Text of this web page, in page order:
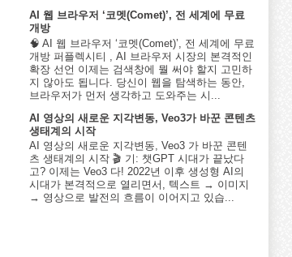
AI 웹 브라우저 ‘코멧(Comet)’, 전 세계에 무료
개방
🧠 AI 웹 브라우저 ‘코멧(Comet)’, 전 세계에 무료
개방 퍼플렉시티 , AI 브라우저 시장의 본격적인
확장 선언 이제는 검색창에 뭘 써야 할지 고민하
지 않아도 됩니다. 당신이 웹을 탐색하는 동안,
브라우저가 먼저 생각하고 도와주는 시...
AI 영상의 새로운 지각변동, Veo3가 바꾼 콘텐츠
생태계의 시작
AI 영상의 새로운 지각변동, Veo3 가 바꾼 콘텐
츠 생태계의 시작 🎬 기: 챗GPT 시대가 끝났다
고? 이제는 Veo3 다! 2022년 이후 생성형 AI의
시대가 본격적으로 열리면서, 텍스트 → 이미지
→ 영상으로 발전의 흐름이 이어지고 있습...